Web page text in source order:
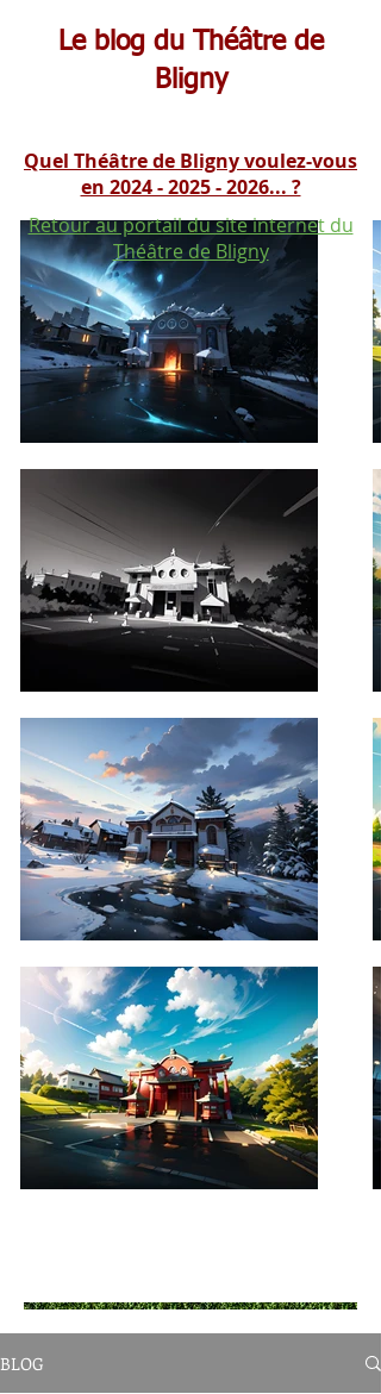
Le blog du Théâtre de
Bligny
Quel Théâtre de Bligny voulez-vous
en 2024 - 2025 - 2026... ?
Retour au portail du site internet du
Théâtre de Bligny
BLOG